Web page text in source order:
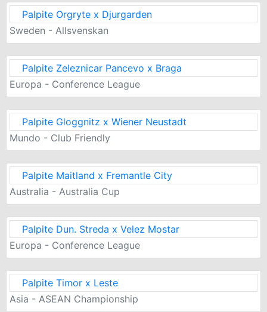
Palpite Orgryte x Djurgarden
Sweden - Allsvenskan
Palpite Zeleznicar Pancevo x Braga
Europa - Conference League
Palpite Gloggnitz x Wiener Neustadt
Mundo - Club Friendly
Palpite Maitland x Fremantle City
Australia - Australia Cup
Palpite Dun. Streda x Velez Mostar
Europa - Conference League
Palpite Timor x Leste
Asia - ASEAN Championship